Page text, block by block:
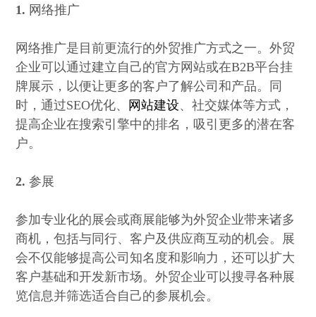
1. 网络推广
网络推广是目前更流行的外贸推广方式之一。外贸
企业可以通过建立自己的官方网站或在B2B平台挂
牌展示，以便让更多的客户了解公司和产品。同
时，通过SEO优化、
网站建设、社交媒体等方式，
提高企业在搜索引擎中的排名，吸引更多的潜在客
户。
2.参展
参加专业化的展会或商展能够为外贸企业带来诸多
商机，包括与同行、客户及供应商互动的机会。展
会不仅能够提高公司知名度和影响力，还可以扩大
客户基础和开发新市场。外贸企业可以搜寻各种展
览信息并筛选适合自己的参展机会。